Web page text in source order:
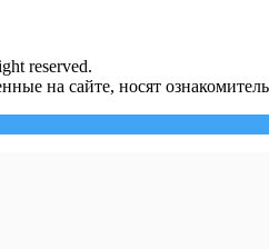
reserved.
на сайте, носят